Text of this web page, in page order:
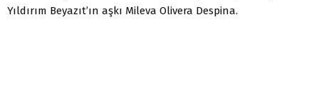
Yıldırım Beyazıt’ın aşkı Mileva Olivera Despina.